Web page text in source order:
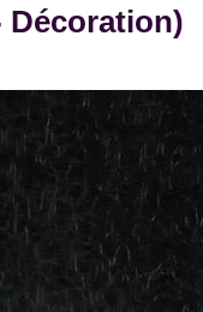
Décoration)